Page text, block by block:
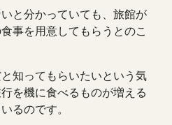
と分かっていても、旅館が
事を用意してもらうとのこ
知ってもらいたいという気
を機に食べるものが増える
るのです。